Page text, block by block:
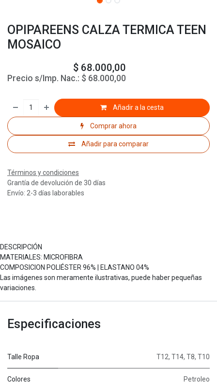
OPIPAREENS CALZA TERMICA TEEN
MOSAICO
$ 68.000,00
Precio s/Imp. Nac.: $ 68.000,00
Añadir a la cesta
Comprar ahora
Añadir para comparar
Términos y condiciones
Grantía de devolución de 30 días
Envío: 2-3 días laborables
DESCRIPCIÓN
MATERIALES: MICROFIBRA
COMPOSICION POLIÉSTER 96% | ELASTANO 04%
Las imágenes son meramente ilustrativas, puede haber pequeñas
variaciones.
Especificaciones
Talle Ropa T12, T14, T8, T10
Colores Petroleo